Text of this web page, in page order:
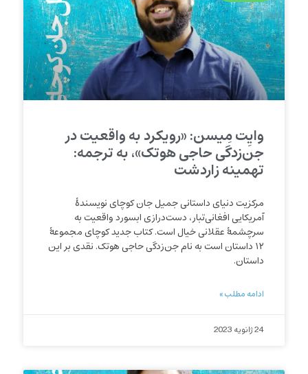
وایِت مِیسن: «رویکرد به واقعیت در
جن‌‌‌زدگی حاجی هوتک»، به ترجمه:
تهمینه زاردشت
مرکزیت دنیای داستانی جمیل جان کوچای نویسندۀ
آمریکایی افغانی‌‌‌تبار، دست‌‌‌درازی ابسورد واقعیت به
سرچشمۀ عقلانی خیال است. کتاب جدید کوچای مجموعۀ
۱۲ داستان است به نام جن‌‌‌زدگی حاجی هوتک. نقدی بر این
داستان.
ادامه مطلب »
24 ژانویه 2023